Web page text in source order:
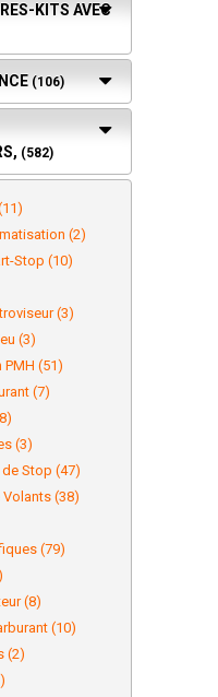
KITS AVEC
(106)
(582)
(2)
Stop (10)
(3)
(3)
(51)
(7)
(3)
Stop (47)
(38)
(79)
(8)
(10)
(2)